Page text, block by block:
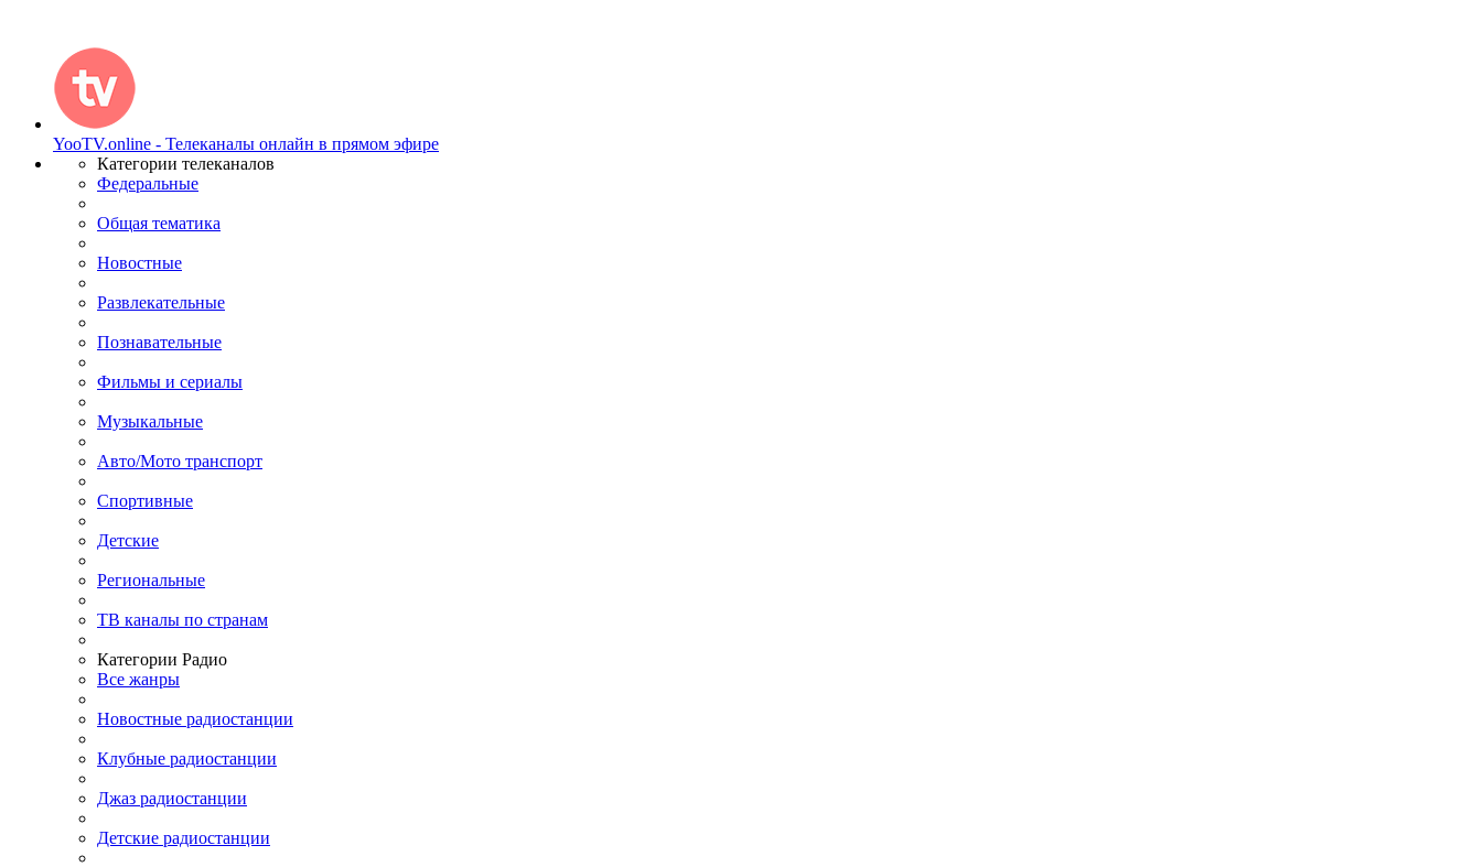
YooTV.online - Телеканалы онлайн в прямом эфире
Категории телеканалов
Федеральные
Общая тематика
Новостные
Развлекательные
Познавательные
Фильмы и сериалы
Музыкальные
Авто/Мото транспорт
Спортивные
Детские
Региональные
ТВ каналы по странам
Категории Радио
Все жанры
Новостные радиостанции
Клубные радиостанции
Джаз радиостанции
Детские радиостанции